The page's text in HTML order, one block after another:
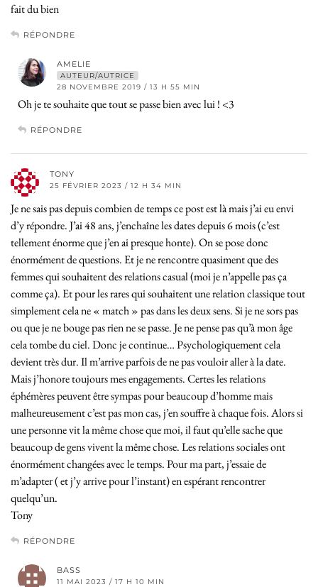
fait du bien
RÉPONDRE
AMELIE
AUTEUR/AUTRICE
28 NOVEMBRE 2019 / 13 H 55 MIN
Oh je te souhaite que tout se passe bien avec lui ! <3
RÉPONDRE
TONY
25 FÉVRIER 2023 / 12 H 34 MIN
Je ne sais pas depuis combien de temps ce post est là mais j’ai eu envi
d’y répondre. J’ai 48 ans, j’enchaîne les dates depuis 6 mois (c’est
tellement énorme que j’en ai presque honte). On se pose donc
énormément de questions. Et je ne rencontre quasiment que des
femmes qui souhaitent des relations casual (moi je n’appelle pas ça
comme ça). Et pour les rares qui souhaitent une relation classique tout
simplement cela ne « match » pas dans les deux sens. Si je ne sors pas
ou que je ne bouge pas rien ne se passe. Je ne pense pas qu’à mon âge
cela tombe du ciel. Donc je continue… Psychologiquement cela
devient très dur. Il m’arrive parfois de ne pas vouloir aller à la date.
Mais j’honore toujours mes engagements. Certes les relations
éphémères peuvent être sympas pour beaucoup d’homme mais
malheureusement c’est pas mon cas, j’en souffre à chaque fois. Alors si
une personne vit la même chose que moi, il faut qu’elle sache que
beaucoup de gens vivent la même chose. Les relations sociales ont
énormément changées avec le temps. Pour ma part, j’essaie de
m’adapter ( et j’y arrive pour l’instant) en espérant rencontrer
quelqu’un.
Tony
RÉPONDRE
BASS
11 MAI 2023 / 17 H 10 MIN